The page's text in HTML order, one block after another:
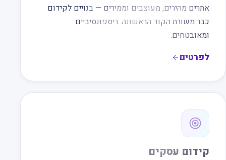
אתרים מהירים, מעוצבים וממירים — בנויים לקידום
כבר משורת הקוד הראשונה. ריספונסיביים
ומאובטחים.
לפרטים
קידום עסקים